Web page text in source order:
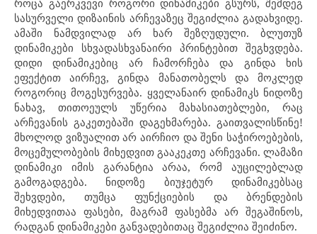
სასურველი დიზაინის არჩევაზეც შეგიძლია გადახვიდე.
ამაში ნამდვილად არ ხარ შეზღუდული. ბლუთუზ
დინამიკები სხვადასხვანაირი პრინტებით შეგხვდება.
დიდი დინამიკებიც არ ჩამორჩება და გინდა ხის
ეფექტით აირჩევ, გინდა მანათობელს და მოკლედ
როგორიც მოგესურვება. ყველანაირ დინამიკს ნიდოზე
ნახავ, თითოეულს უწერია მახასიათებლები, რაც
არჩევანის გაკეთებაში დაგეხმარება. გაითვალისწინე!
მხოლოდ ვიზუალით არ აირჩიო და შენი საჭიროებების,
მოცემულობების მიხედვით გააკეკთე არჩევანი. ლამაზი
დინამიკი იმის გარანტია არაა, რომ აუცილებლად
გამოგადგება. ნიდოზე ბიუჯეტურ დინამიკებსაც
შეხვდები, თუმცა ფუნქციების და ბრენდების
მიხედვითაა ფასები, მაგრამ ფასებმა არ შეგაშინოს,
რადგან დინამიკები განვადებითაც შეგიძლია შეიძინო.